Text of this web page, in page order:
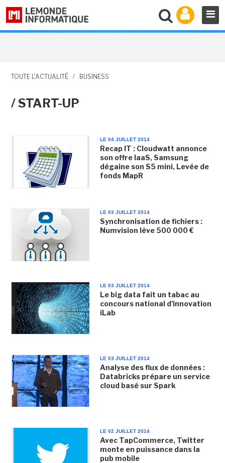
TOUTE L'ACTUALITÉ / BUSINESS
/ START-UP
LE 04 JUILLET 2014
Recap IT : Cloudwatt annonce
son offre IaaS, Samsung
dégaine son S5 mini, Levée de
fonds MapR
LE 03 JUILLET 2014
Synchronisation de fichiers :
Numvision lève 500 000 €
LE 03 JUILLET 2014
Le big data fait un tabac au
concours national d'innovation
i­Lab
LE 03 JUILLET 2014
Analyse des flux de données :
Databricks prépare un service
cloud basé sur Spark
LE 02 JUILLET 2014
Avec TapCommerce, Twitter
monte en puissance dans la
pub mobile